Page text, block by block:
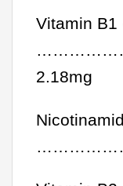
Vitamin B1
2.18mg